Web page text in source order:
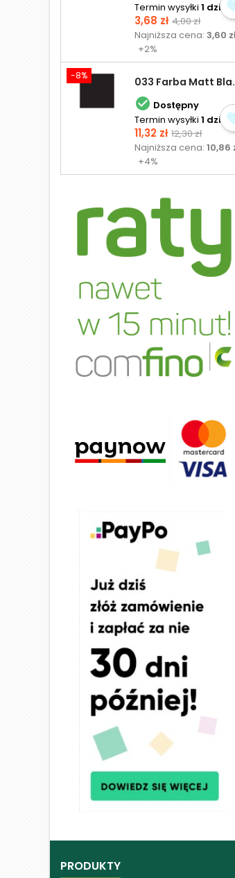
Termin wysyłki 1 dzień
Cena
3,68 zł Cena
4,00 zł
Najniższa cena:3,60
+2%
-8% 033
 Dostępny
Termin wysyłki 1 dzień
Cena
11,32 zł Cena
12,30 zł
Najniższa cena:10,86
+4%
PRODUKTY